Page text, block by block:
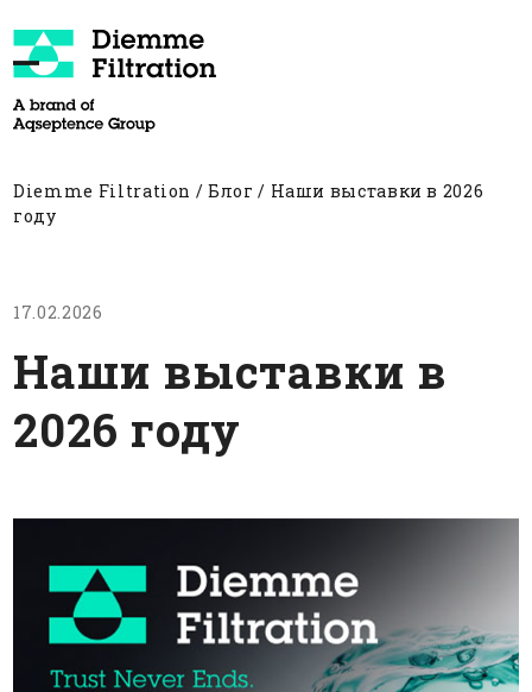
to
content
Open
mobile
Close
mobile
Diemme Filtration /Блог / Наши выставки в 2026
году
17.02.2026
Наши выставки в
2026 году